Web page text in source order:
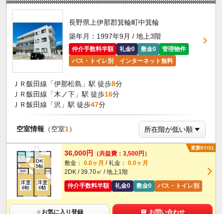
長野県上伊那郡箕輪町中箕輪
築年月：1997年9月 / 地上3階
仲介手数料半額 礼金0 敷金0
管理物件
バス・トイレ別
インターネット無料
ＪＲ飯田線「伊那松島」駅 徒歩8分
ＪＲ飯田線「木ノ下」駅 徒歩16分
ＪＲ飯田線「沢」駅 徒歩47分
空室情報 （空室1）
更新07/31
36,000円
（共益費：3,500円）
敷金： 0.0ヶ月 / 礼金： 0.0ヶ月
2DK / 39.70㎡ / 地上1階
仲介手数料半額
礼金0 敷金0 バス・トイレ別
★お気に入り登録 お問い合わせ